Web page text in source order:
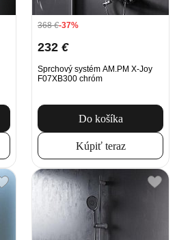
368€-37%
232 €
Sprchový systém AM.PM X-Joy
F07XB300 chróm
Do košíka
Kúpiť teraz